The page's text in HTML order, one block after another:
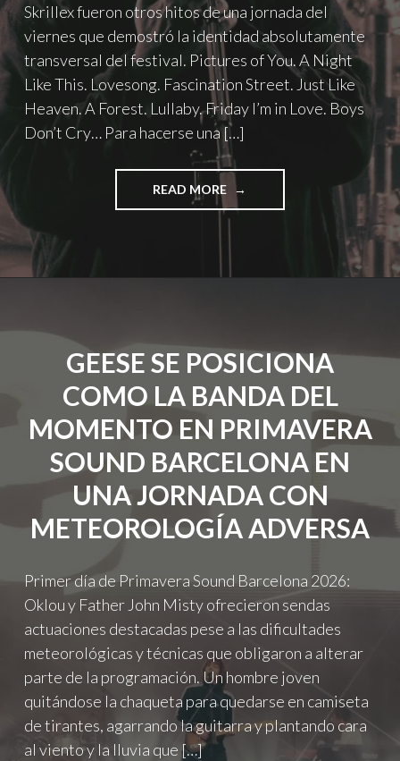
Skrillex fueron otros hitos de una jornada del
viernes que demostró la identidad absolutamente
transversal del festival. Pictures of You. A Night
Like This. Lovesong. Fascination Street. Just Like
Heaven. A Forest. Lullaby. Friday I’m in Love. Boys
Don’t Cry… Para hacerse una […]
READ MORE "THE
CURE
SOUND
BARCELONA
2026"
GEESE SE POSICIONA
COMO LA BANDA DEL
MOMENTO EN PRIMAVERA
SOUND BARCELONA EN
UNA JORNADA CON
METEOROLOGÍA ADVERSA
Primer día de Primavera Sound Barcelona 2026:
Oklou y Father John Misty ofrecieron sendas
actuaciones destacadas pese a las dificultades
meteorológicas y técnicas que obligaron a alterar
parte de la programación. Un hombre joven
quitándose la chaqueta para quedarse en camiseta
de tirantes, agarrando la guitarra y plantando cara
al viento y la lluvia que […]